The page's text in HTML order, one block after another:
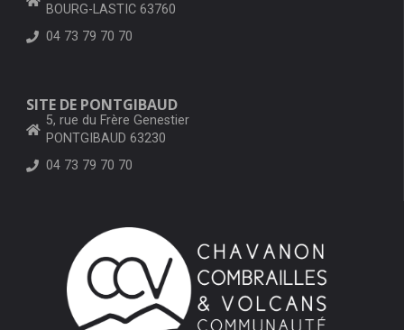
BOURG-LASTIC 63760
04 73 79 70 70
SITE DE PONTGIBAUD
5, rue du Frère Genestier
PONTGIBAUD 63230
04 73 79 70 70